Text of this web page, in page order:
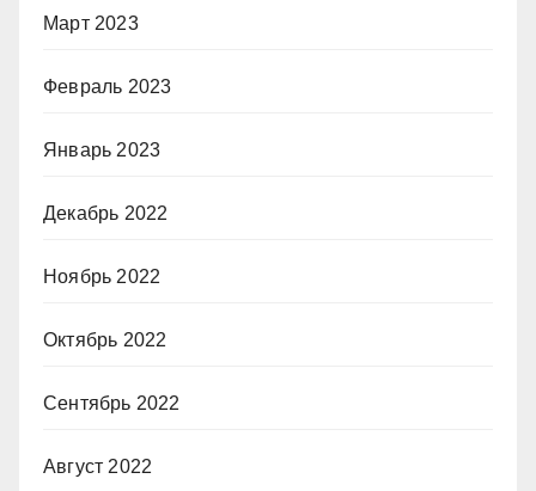
Март 2023
Февраль 2023
Январь 2023
Декабрь 2022
Ноябрь 2022
Октябрь 2022
Сентябрь 2022
Август 2022